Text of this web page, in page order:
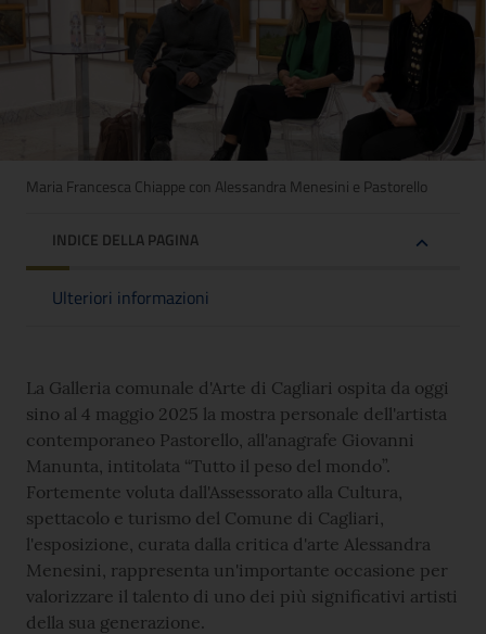
Maria Francesca Chiappe con Alessandra Menesini e Pastorello
INDICE DELLA PAGINA
Ulteriori informazioni
La Galleria comunale d'Arte di Cagliari ospita da oggi
sino al 4 maggio 2025 la mostra personale dell'artista
contemporaneo Pastorello, all'anagrafe Giovanni
Manunta, intitolata “Tutto il peso del mondo”.
Fortemente voluta dall'Assessorato alla Cultura,
spettacolo e turismo del Comune di Cagliari,
l'esposizione, curata dalla critica d'arte Alessandra
Menesini, rappresenta un'importante occasione per
valorizzare il talento di uno dei più significativi artisti
della sua generazione.